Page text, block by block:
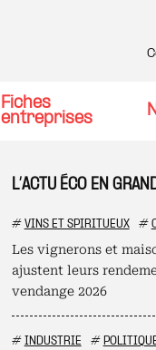
Fiches
entreprises
L’ACTU ÉCO EN
# VINS ET SPIRITUEUX #
Les vignerons et
ajustent leurs
vendange 2026
# INDUSTRIE #